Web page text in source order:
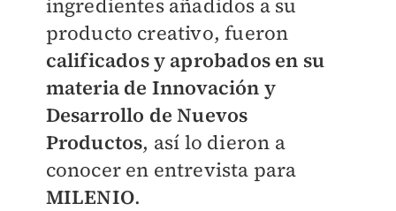
ingredientes añadidos a su
producto creativo, fueron
calificados y aprobados en su
materia de Innovación y
Desarrollo de Nuevos
Productos, así lo dieron a
conocer en entrevista para
MILENIO.